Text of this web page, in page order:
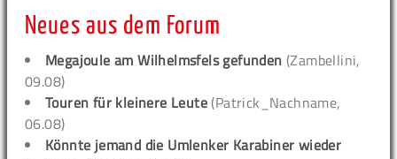
Neues aus dem Forum
Megajoule am Wilhelmsfels gefunden (Zambellini,
09.08)
Touren für kleinere Leute (Patrick_Nachname,
06.08)
Könnte jemand die Umlenker Karabiner wieder